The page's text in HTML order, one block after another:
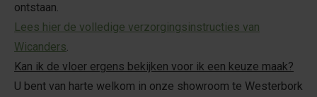
ontstaan.
Lees hier de volledige verzorgingsinstructies van
Wicanders.
Kan ik de vloer ergens bekijken voor ik een keuze maak?
U bent van harte welkom in onze showroom te Westerbork